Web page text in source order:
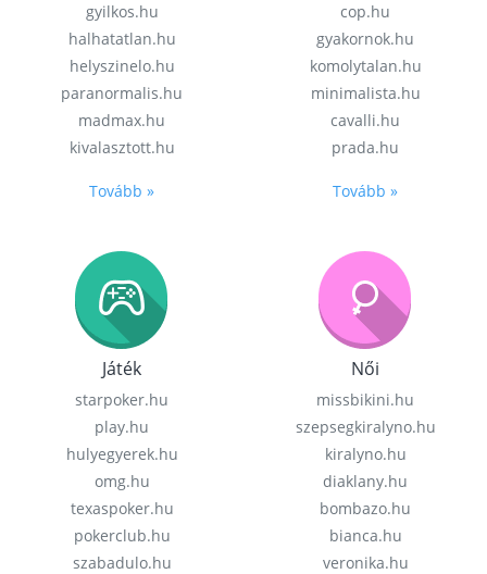
gyilkos.hu
halhatatlan.hu
helyszinelo.hu
paranormalis.hu
madmax.hu
kivalasztott.hu
Tovább »
cop.hu
gyakornok.hu
komolytalan.hu
minimalista.hu
cavalli.hu
prada.hu
Tovább »
Játék
starpoker.hu
play.hu
hulyegyerek.hu
omg.hu
texaspoker.hu
pokerclub.hu
szabadulo.hu
Női
missbikini.hu
szepsegkiralyno.hu
kiralyno.hu
diaklany.hu
bombazo.hu
bianca.hu
veronika.hu